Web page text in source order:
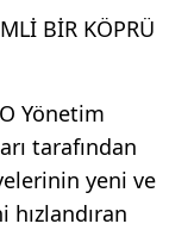
BİR KÖPRÜ
Yönetim
tarafından
yeni ve